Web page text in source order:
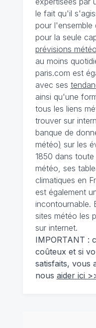
le fait qu'il
pour
pour la seule
prévisions
au moins
paris.com est
avec ses
ainsi qu'une
tous les liens
trouver sur
banque de
météo) sur les
1850 dans
météo, ses
climatiques en
est également
incontournable.
sites météo les
sur internet.
IMPORTANT :
coûteux et si
satisfaits, vous
nous aider ici